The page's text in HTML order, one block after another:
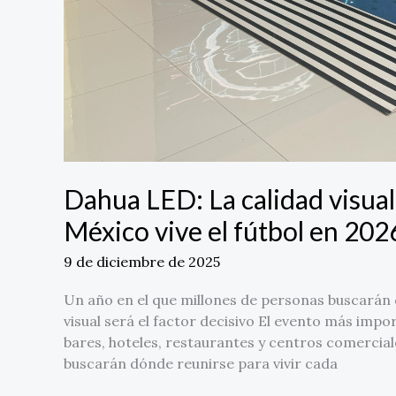
Dahua LED: La calidad
México vive el fútbol en
9 de diciembre de 2025
Un año en el que millones de personas
visual será el factor decisivo El evento más
bares, hoteles, restaurantes y centros
buscarán dónde reunirse para vivir cada